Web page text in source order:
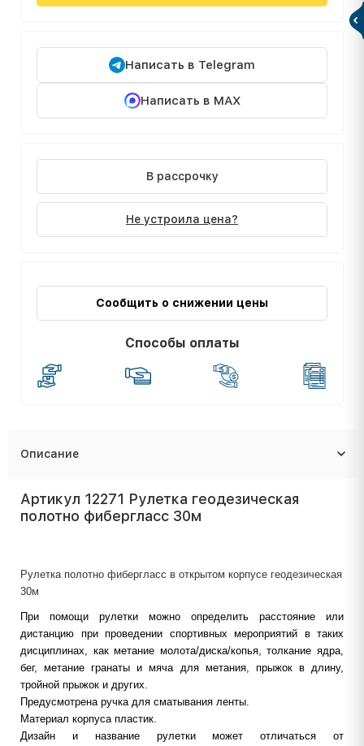
Написать в Telegram
Написать в MAX
В рассрочку
Не устроила цена?
Сообщить о снижении цены
Способы оплаты
Описание
Артикул 12271 Рулетка геодезическая
полотно фибергласс 30м
Рулетка полотно фибергласс в открытом корпусе геодезическая
30м
При помощи рулетки можно определить расстояние или
дистанцию при проведении спортивных мероприятий в таких
дисциплинах, как метание молота/диска/копья, толкание ядра,
бег, метание гранаты и мяча для метания, прыжок в длину,
тройной прыжок и других.
Предусмотрена ручка для сматывания ленты.
Материал корпуса пластик.
Дизайн и название рулетки может отличаться от